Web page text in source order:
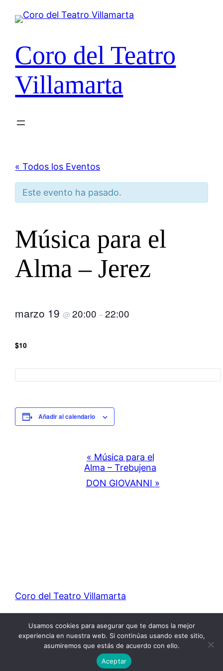
Coro del Teatro
Villamarta
« Todos los Eventos
Este evento ha pasado.
Música para el
Alma – Jerez
marzo 19@20:00–22:00
$10
Añadir al calendario
Navegación
« Música para el
Alma – Trebujena
DON GIOVANNI »
Coro del Teatro Villamarta
Funciona gracias aWordPress
Usamos cookies para asegurar que te damos la mejor
experiencia en nuestra web. Si continúas usando este sitio,
asumiremos que estás de acuerdo con ello.
Aceptar